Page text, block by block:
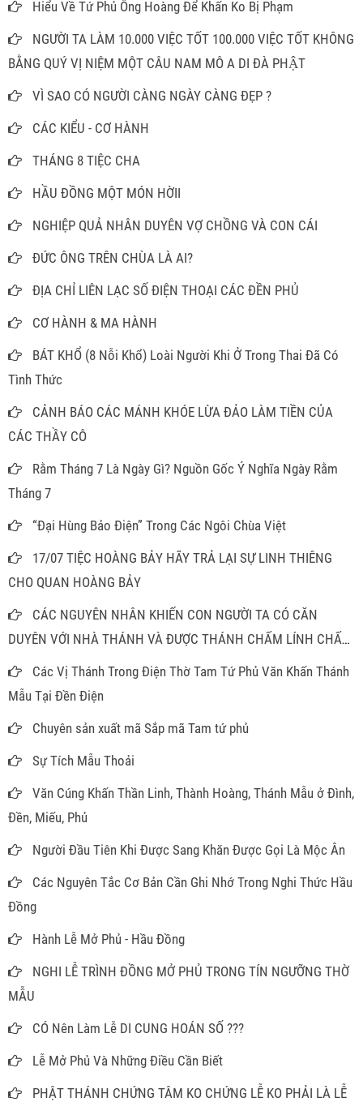
Hiểu Về Tứ Phủ Ông Hoàng Để Khấn Ko Bị Phạm
NGƯỜI TA LÀM 10.000 VIỆC TỐT 100.000 VIỆC TỐT KHÔNG
BẰNG QUÝ VỊ NIỆM MỘT CÂU NAM MÔ A DI ĐÀ PHẬT
VÌ SAO CÓ NGƯỜI CÀNG NGÀY CÀNG ĐẸP ?
CÁC KIỂU - CƠ HÀNH
THÁNG 8 TIỆC CHA
HẦU ĐỒNG MỘT MÓN HỜII
NGHIỆP QUẢ NHÂN DUYÊN VỢ CHỒNG VÀ CON CÁI
ĐỨC ÔNG TRÊN CHÙA LÀ AI?
ĐỊA CHỈ LIÊN LẠC SỐ ĐIỆN THOẠI CÁC ĐỀN PHỦ
CƠ HÀNH & MA HÀNH
BÁT KHỔ (8 Nỗi Khổ) Loài Người Khi Ở Trong Thai Đã Có
Tình Thức
CẢNH BÁO CÁC MÁNH KHÓE LỪA ĐẢO LÀM TIỀN CỦA
CÁC THẦY CÔ
Rằm Tháng 7 Là Ngày Gì? Nguồn Gốc Ý Nghĩa Ngày Rằm
Tháng 7
“Đại Hùng Bảo Điện” Trong Các Ngôi Chùa Việt
17/07 TIỆC HOÀNG BẢY HÃY TRẢ LẠI SỰ LINH THIÊNG
CHO QUAN HOÀNG BẢY
CÁC NGUYÊN NHÂN KHIẾN CON NGƯỜI TA CÓ CĂN
DUYÊN VỚI NHÀ THÁNH VÀ ĐƯỢC THÁNH CHẤM LÍNH CHẤM
ĐỒNGCác Vị Thánh Trong Điện Thờ Tam Tứ Phủ Văn Khấn Thánh
Mẫu Tại Đền Điện
Chuyên sản xuất mã Sắp mã Tam tứ phủ
Sự Tích Mẫu Thoải
Văn Cúng Khấn Thần Linh, Thành Hoàng, Thánh Mẫu ở Đình,
Đền, Miếu, Phủ
Người Đầu Tiên Khi Được Sang Khăn Được Gọi Là Mộc Ân
Các Nguyên Tắc Cơ Bản Cần Ghi Nhớ Trong Nghi Thức Hầu
Đồng
Hành Lễ Mở Phủ - Hầu Đồng
NGHI LỄ TRÌNH ĐỒNG MỞ PHỦ TRONG TÍN NGƯỠNG THỜ
MẪU
CÓ Nên Làm Lễ DI CUNG HOÁN SỐ ???
Lễ Mở Phủ Và Những Điều Cần Biết
PHẬT THÁNH CHỨNG TÂM KO CHỨNG LỄ KO PHẢI LÀ LỄ